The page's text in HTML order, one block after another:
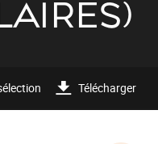
Télécharger